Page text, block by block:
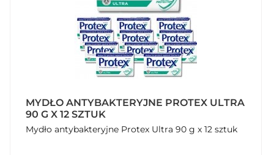
MYDŁO ANTYBAKTERYJNE PROTEX ULTRA
90 G X 12 SZTUK
Mydło antybakteryjne Protex Ultra 90 g x 12 sztuk